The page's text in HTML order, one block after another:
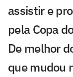
assistir e
pela Copa
De melhor
que mudou